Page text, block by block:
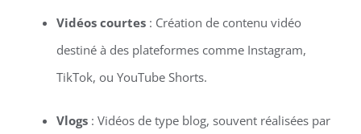
Vidéos courtes: Création de contenu vidéo
destiné à des plateformes comme Instagram,
TikTok, ou YouTube Shorts.
Vlogs: Vidéos de type blog, souvent réalisées par